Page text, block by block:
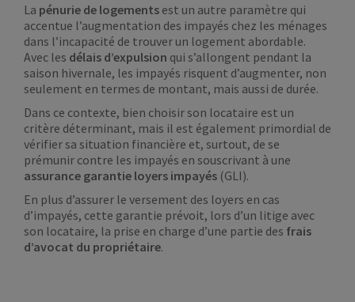
La pénurie de logements est un autre paramètre qui
accentue l’augmentation des impayés chez les ménages
dans l’incapacité de trouver un logement abordable.
Avec les délais d’expulsion qui s’allongent pendant la
saison hivernale, les impayés risquent d’augmenter, non
seulement en termes de montant, mais aussi de durée.
Dans ce contexte, bien choisir son locataire est un
critère déterminant, mais il est également primordial de
vérifier sa situation financière et, surtout, de se
prémunir contre les impayés en souscrivant à une
assurance garantie loyers impayés (GLI).
En plus d’assurer le versement des loyers en cas
d’impayés, cette garantie prévoit, lors d’un litige avec
son locataire, la prise en charge d’une partie des frais
d’avocat du propriétaire.